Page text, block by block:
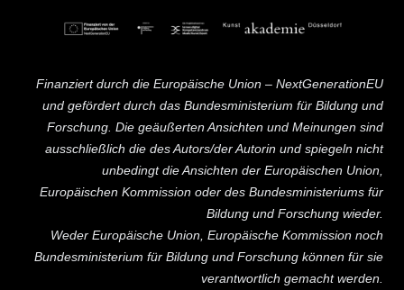
Finanziert durch die Europäische Union – NextGenerationEU
und gefördert durch das Bundesministerium für Bildung und
Forschung. Die geäußerten Ansichten und Meinungen sind
ausschließlich die des Autors/der Autorin und spiegeln nicht
unbedingt die Ansichten der Europäischen Union,
Europäischen Kommission oder des Bundesministeriums für
Bildung und Forschung wieder.
Weder Europäische Union, Europäische Kommission noch
Bundesministerium für Bildung und Forschung können für sie
verantwortlich gemacht werden.